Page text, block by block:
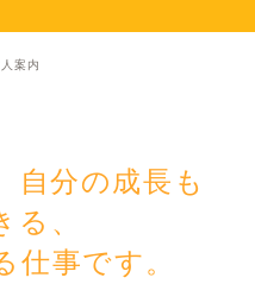
案内
自分の成長も
る、
仕事です。